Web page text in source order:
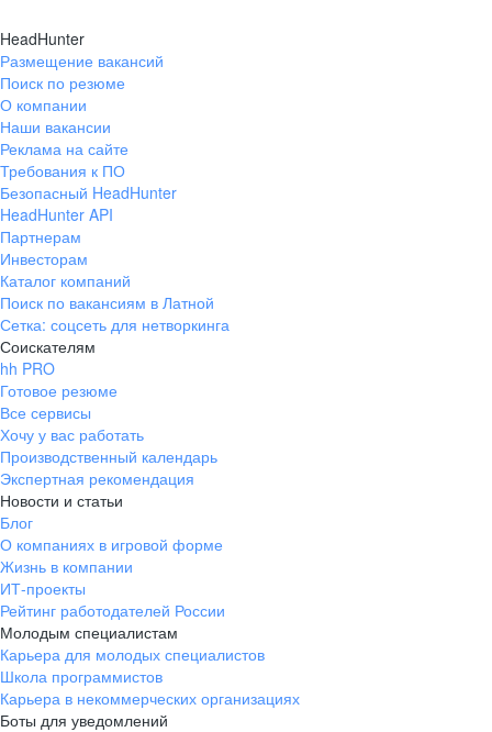
HeadHunter
Размещение вакансий
Поиск по резюме
О компании
Наши вакансии
Реклама на сайте
Требования к ПО
Безопасный HeadHunter
HeadHunter API
Партнерам
Инвесторам
Каталог компаний
Поиск по вакансиям в Латной
Сетка: соцсеть для нетворкинга
Соискателям
hh PRO
Готовое резюме
Все сервисы
Хочу у вас работать
Производственный календарь
Экспертная рекомендация
Новости и статьи
Блог
О компаниях в игровой форме
Жизнь в компании
ИТ-проекты
Рейтинг работодателей России
Молодым специалистам
Карьера для молодых специалистов
Школа программистов
Карьера в некоммерческих организациях
Боты для уведомлений